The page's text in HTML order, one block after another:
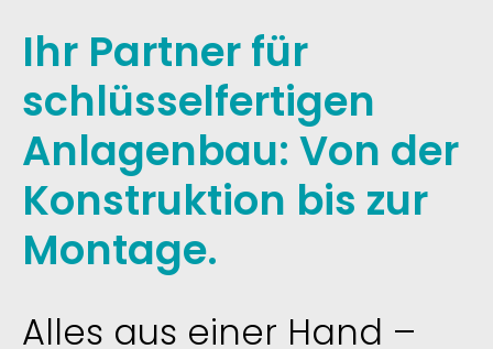
Ihr Partner für
schlüsselfertigen
Anlagenbau: Von der
Konstruktion bis zur
Montage.
Alles aus einer Hand –